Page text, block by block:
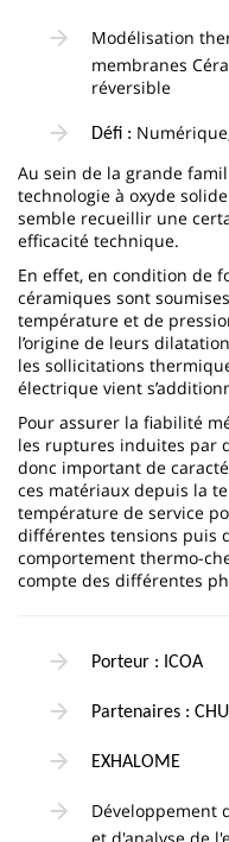
Modélisation
membranes
réversible
Défi :
Au sein de la grande
technologie à oxyde
semble recueillir une
efficacité technique.
En effet, en condition de
céramiques sont
température et de
l’origine de leurs
les sollicitations
électrique vient
Pour assurer la fiabilité
les ruptures induites par
donc important de
ces matériaux depuis la
température de service
différentes tensions puis
comportement thermo-
compte des différentes
Porteur : ICOA
Partenaires :
EXHALOME
Développement
et d'analyse de